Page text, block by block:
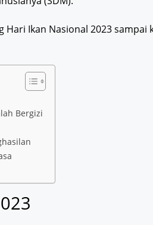
Ikan Nasional 2023 sampai
Bergizi